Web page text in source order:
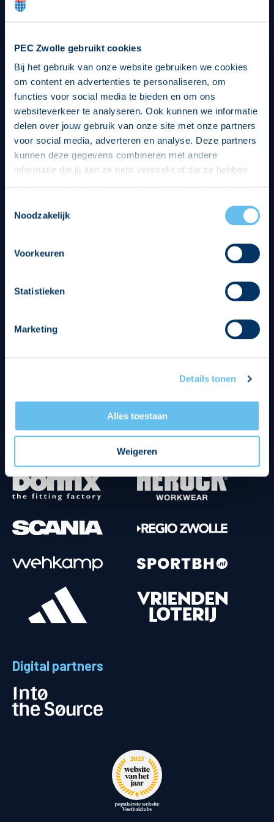
PEC Zwolle gebruikt cookies
Bij het gebruik van onze website gebruiken we cookies
om content en advertenties te personaliseren, om
functies voor social media te bieden en om ons
websiteverkeer te analyseren. Ook kunnen we informatie
delen over jouw gebruik van onze site met onze partners
voor social media, adverteren en analyse. Deze partners
kunnen deze gegevens combineren met andere
informatie die jij aan ze hebt verstrekt of die ze hebben
op een veilige en integere wijze. Je kunt je toestemming
beheren op de privacy- en cookieverklaring pagina.
Noodzakelijk
Voorkeuren
Statistieken
Marketing
Details tonen
Alles toestaan
Weigeren
Digital partners